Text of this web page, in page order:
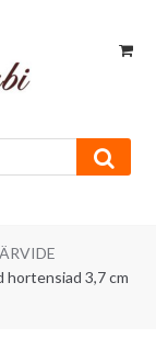
hortensiad 3,7 cm